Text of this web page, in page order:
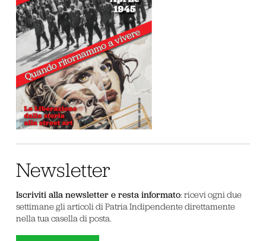
Newsletter
Iscriviti alla newsletter e resta informato: ricevi ogni due
settimane gli articoli di Patria Indipendente direttamente
nella tua casella di posta.